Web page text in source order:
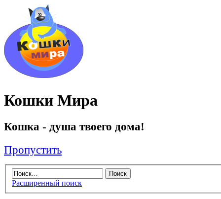
Кошки Мира
Кошка - душа твоего дома!
Пропустить
Расширенный поиск